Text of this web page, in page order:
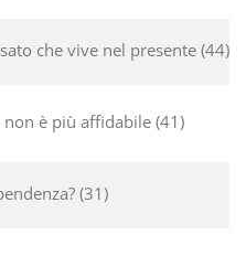
che vive nel presente 44
è più affidabile 41
31